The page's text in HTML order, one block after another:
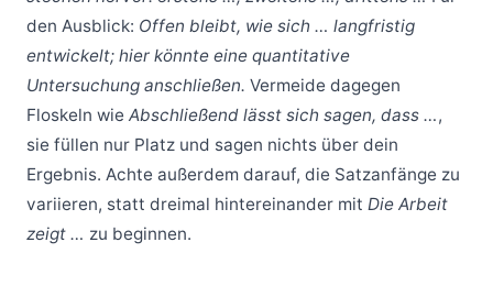
den Ausblick: Offen bleibt, wie sich … langfristig
entwickelt; hier könnte eine quantitative
Untersuchung anschließen. Vermeide dagegen
Floskeln wie Abschließend lässt sich sagen, dass …,
sie füllen nur Platz und sagen nichts über dein
Ergebnis. Achte außerdem darauf, die Satzanfänge zu
variieren, statt dreimal hintereinander mit Die Arbeit
zeigt … zu beginnen.